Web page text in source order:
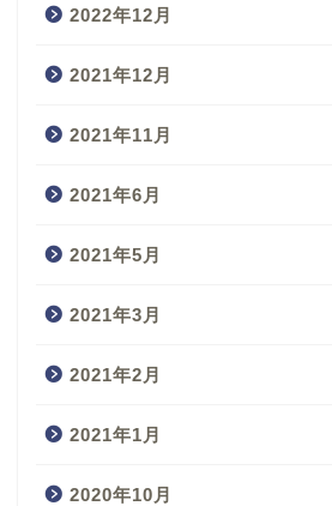
2022年12月
2021年12月
2021年11月
2021年6月
2021年5月
2021年3月
2021年2月
2021年1月
2020年10月